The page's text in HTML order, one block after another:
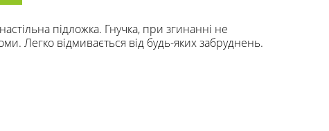
підложка. Гнучка, при згинанні не
Легко відмивається від будь-яких забруднень.